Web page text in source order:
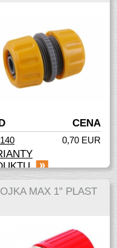
CENA
0,70 EUR
MAX 1" PLAST